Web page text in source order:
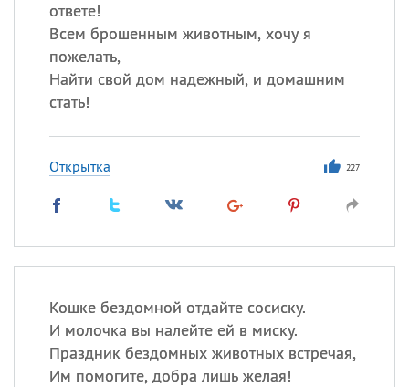
ответе!
Всем брошенным животным, хочу я
пожелать,
Найти свой дом надежный, и домашним
стать!
Открытка 227
Кошке бездомной отдайте сосиску.
И молочка вы налейте ей в миску.
Праздник бездомных животных встречая,
Им помогите, добра лишь желая!